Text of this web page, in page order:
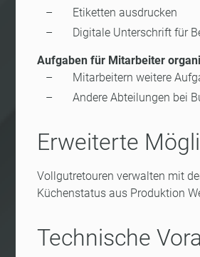
Etiketten ausdrucken
Digitale Unterschrift für
Aufgaben für Mitarbeiter
Mitarbeitern weitere
Andere Abteilungen bei
Erweiterte
Vollgutretouren verwalten mit
Küchenstatus aus Produktion
Technische